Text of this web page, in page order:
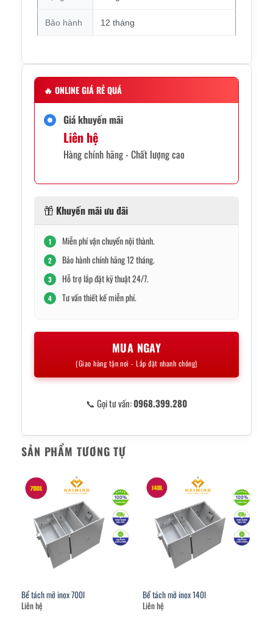
Bảo hành 12 tháng
🔥 ONLINE GIÁ RẺ QUÁ
Giá khuyến mãi
Liên hệ
Hàng chính hãng - Chất lượng cao
Khuyến mãi ưu đãi
1 Miễn phí vận chuyển nội thành.
2 Bảo hành chính hãng 12 tháng.
3 Hỗ trợ lắp đặt kỹ thuật 24/7.
4 Tư vấn thiết kế miễn phí.
MUA NGAY
(Giao hàng tận nơi - Lắp đặt nhanh chóng)
📞 Gọi tư vấn:0968.399.280
SẢN PHẨM TƯƠNG TỰ
Bể tách mỡ inox 700l
Liên hệ
Bể tách mỡ inox 140l
Liên hệ